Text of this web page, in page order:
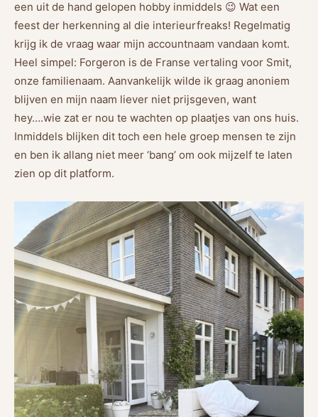
een uit de hand gelopen hobby inmiddels 😉 Wat een
feest der herkenning al die interieurfreaks! Regelmatig
krijg ik de vraag waar mijn accountnaam vandaan komt.
Heel simpel: Forgeron is de Franse vertaling voor Smit,
onze familienaam. Aanvankelijk wilde ik graag anoniem
blijven en mijn naam liever niet prijsgeven, want
hey….wie zat er nou te wachten op plaatjes van ons huis.
Inmiddels blijken dit toch een hele groep mensen te zijn
en ben ik allang niet meer ‘bang’ om ook mijzelf te laten
zien op dit platform.